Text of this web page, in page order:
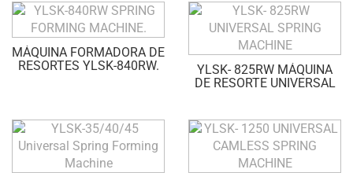
MÁQUINA FORMADORA DE
RESORTES YLSK-840RW.
YLSK- 825RW MÁQUINA
DE RESORTE UNIVERSAL